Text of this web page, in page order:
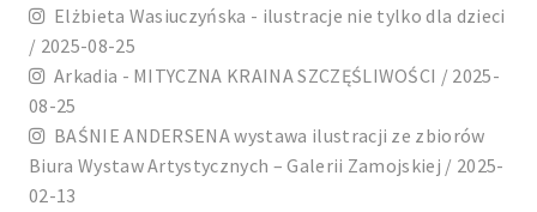
Elżbieta Wasiuczyńska - ilustracje nie tylko dla dzieci
/ 2025-08-25
Arkadia - MITYCZNA KRAINA SZCZĘŚLIWOŚCI / 2025-
08-25
BAŚNIE ANDERSENA wystawa ilustracji ze zbiorów
Biura Wystaw Artystycznych – Galerii Zamojskiej / 2025-
02-13